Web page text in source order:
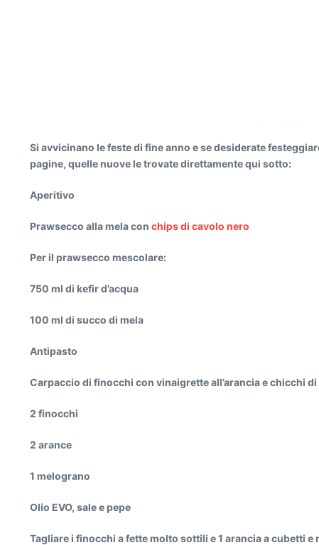
Si avvicinano le feste di fine anno e se desiderate
pagine, quelle nuove le trovate direttamente qui sotto:
Aperitivo
Prawsecco alla mela con chips di cavolo nero
Per il prawsecco mescolare:
750 ml di kefir d’acqua
100 ml di succo di mela
Antipasto
Carpaccio di finocchi con vinaigrette all’arancia e chicchi
2 finocchi
2 arance
1 melograno
Olio EVO, sale e pepe
Tagliare i finocchi a fette molto sottili e 1 arancia a cubetti e